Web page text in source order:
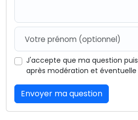
J'accepte que ma question
après modération et
Envoyer ma question